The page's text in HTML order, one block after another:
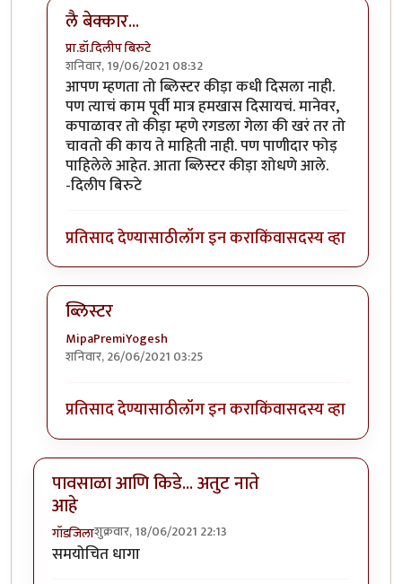
लै बेक्कार...
प्रा.डॉ.दिलीप बिरुटे
शनिवार, 19/06/2021 08:32
In reply toब्लिस्टर नावाचा किडा होता,तोbyआग्या१९९०
आपण म्हणता तो ब्लिस्टर कीड़ा कधी दिसला नाही.
पण त्याचं काम पूर्वी मात्र हमखास दिसायचं. मानेवर,
कपाळावर तो कीड़ा म्हणे रगडला गेला की खरं तर तो
चावतो की काय ते माहिती नाही. पण पाणीदार फोड़
पाहिलेले आहेत. आता ब्लिस्टर कीड़ा शोधणे आले.
-दिलीप बिरुटे
प्रतिसाद देण्यासाठीलॉग इन कराकिंवासदस्य व्हा
ब्लिस्टर
MipaPremiYogesh
शनिवार, 26/06/2021 03:25
प्रतिसाद देण्यासाठीलॉग इन कराकिंवासदस्य व्हा
पावसाळा आणि किडे... अतुट नाते
आहे
गॉडजिलाशुक्रवार, 18/06/2021 22:13
समयोचित धागा